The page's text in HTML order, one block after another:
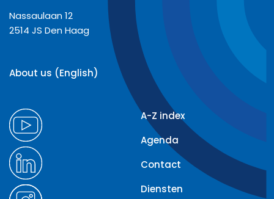
Nassaulaan 12
2514 JS Den Haag
About us (English)
A-Z index
Agenda
Contact
Diensten